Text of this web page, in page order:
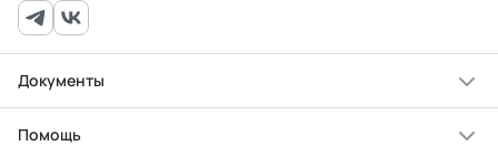
Документы
Помощь